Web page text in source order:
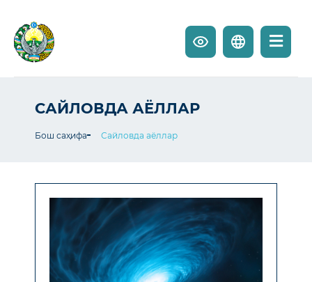
САЙЛОВДА АЁЛЛАР
Бош саҳифа Сайловда аёллар